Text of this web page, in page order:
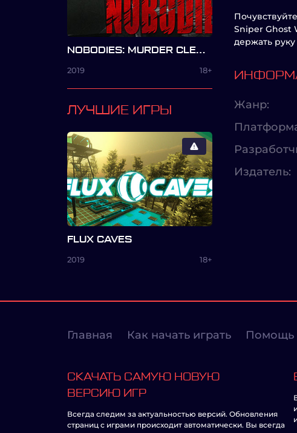
NOBODIES: MURDER CLEANER
2019 18+
ЛУЧШИЕ ИГРЫ
FLUX CAVES
2019 18+
Sniper Ghost
держать
Жанр:
Издатель:
Главная Как начать играть Помощь
СКАЧАТЬ САМУЮ НОВУЮ
ВЕРСИЮ ИГР
Всегда следим за актуальностью версий. Обновления
страниц с играми происходит автоматически. Вы всегда